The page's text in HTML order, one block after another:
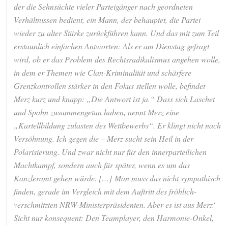
der die Sehnsüchte vieler Parteigänger nach geordneten
Verhältnissen bedient, ein Mann, der behauptet, die Partei
wieder zu alter Stärke zurückführen kann. Und das mit zum Teil
erstaunlich einfachen Antworten: Als er am Dienstag gefragt
wird, ob er das Problem des Rechtsradikalismus angehen wolle,
in dem er Themen wie Clan-Kriminalität und schärfere
Grenzkontrollen stärker in den Fokus stellen wolle, befindet
Merz kurz und knapp: „Die Antwort ist ja.“ Dass sich Laschet
und Spahn zusammengetan haben, nennt Merz eine
„Kartellbildung zulasten des Wettbewerbs“. Er klingt nicht nach
Versöhnung. Ich gegen die – Merz sucht sein Heil in der
Polarisierung. Und zwar nicht nur für den innerparteilichen
Machtkampf, sondern auch für später, wenn es um das
Kanzleramt gehen würde. […] Man muss das nicht sympathisch
finden, gerade im Vergleich mit dem Auftritt des fröhlich-
verschmitzten NRW-Ministerpräsidenten. Aber es ist aus Merz‘
Sicht nur konsequent: Den Teamplayer, den Harmonie-Onkel,